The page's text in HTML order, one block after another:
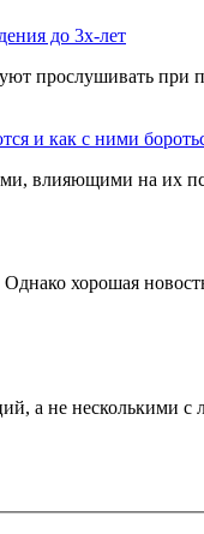
до 3х-лет
прослушивать при
и как с ними
влияющими на их
хорошая
а не несколькими